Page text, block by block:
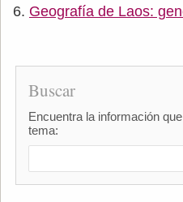
Geografía de Laos:
Buscar
Encuentra la información
tema: